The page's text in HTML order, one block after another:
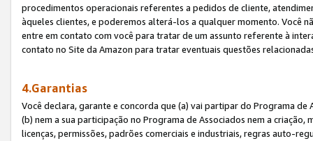
procedimentos operacionais referentes a pedidos de cliente,
àqueles clientes, e poderemos alterá-los a qualquer momento. Você
entre em contato com você para tratar de um assunto referente à
contato no Site da Amazon para tratar eventuais questões
4.Garantias
Você declara, garante e concorda que (a) vai partipar do Programa
(b) nem a sua participação no Programa de Associados nem a
licenças, permissões, padrões comerciais e industriais, regras auto-